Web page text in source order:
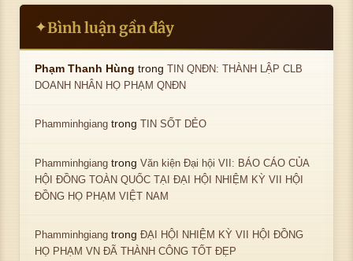
✦Bình luận gần đây
Phạm Thanh Hùng trongTIN QNĐN: THÀNH LẬP CLB
DOANH NHÂN HỌ PHẠM QNĐN
Phamminhgiang trongTIN SỐT DẺO
Phamminhgiang trongVăn kiện Đại hội VII: BÁO CÁO CỦA
HỘI ĐỒNG TOÀN QUỐC TẠI ĐẠI HỘI NHIỆM KỲ VII HỘI
ĐỒNG HỌ PHẠM VIỆT NAM
Phamminhgiang trongĐẠI HỘI NHIỆM KỲ VII HỘI ĐỒNG
HỌ PHẠM VN ĐÃ THÀNH CÔNG TỐT ĐẸP